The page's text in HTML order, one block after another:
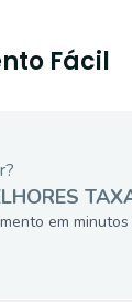
Fácil
em